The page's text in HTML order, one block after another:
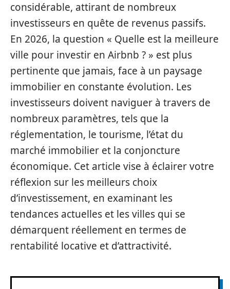
considérable, attirant de nombreux
investisseurs en quête de revenus passifs.
En 2026, la question « Quelle est la meilleure
ville pour investir en Airbnb ? » est plus
pertinente que jamais, face à un paysage
immobilier en constante évolution. Les
investisseurs doivent naviguer à travers de
nombreux paramètres, tels que la
réglementation, le tourisme, l’état du
marché immobilier et la conjoncture
économique. Cet article vise à éclairer votre
réflexion sur les meilleurs choix
d’investissement, en examinant les
tendances actuelles et les villes qui se
démarquent réellement en termes de
rentabilité locative et d’attractivité.